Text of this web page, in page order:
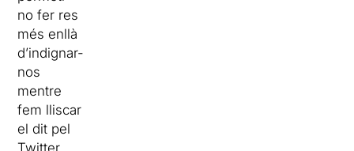
no fer res
més enllà
d’indignar-
nos
mentre
fem lliscar
el dit pel
Twitter.